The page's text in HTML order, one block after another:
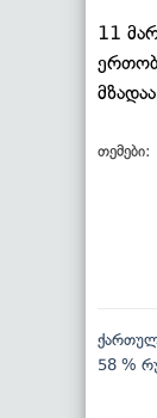
11
თემები:
58 %